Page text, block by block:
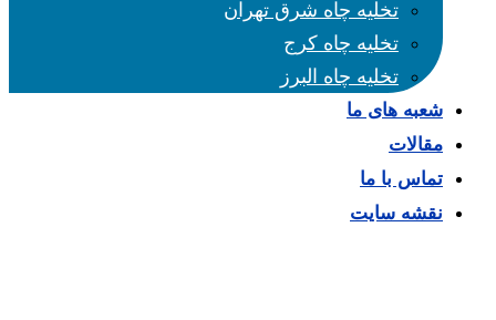
تخلیه چاه شرق تهران
تخلیه چاه کرج
تخلیه چاه البرز
شعبه های ما
مقالات
تماس با ما
نقشه سایت